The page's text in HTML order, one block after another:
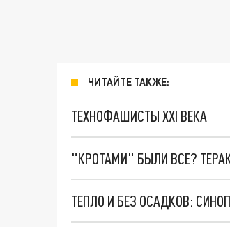
ЧИТАЙТЕ ТАКЖЕ:
ТЕХНОФАШИСТЫ XXI ВЕКА
"КРОТАМИ" БЫЛИ ВСЕ?
ТЕПЛО И БЕЗ ОСАДКОВ: